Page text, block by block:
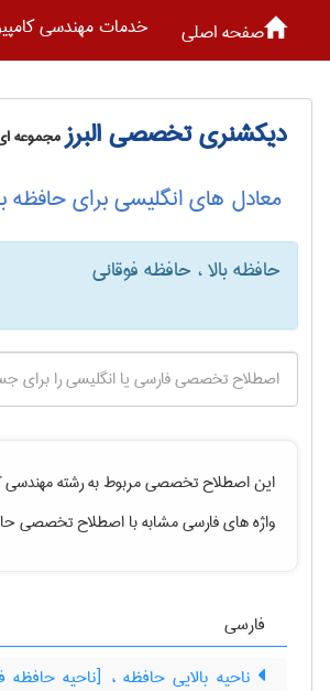
صفحه اصلی خدمات مهندسی
دیکشنری تخصصی البرزمجموعه
معادل های انگلیسی برای حافظه
حافظه بالا ، حافظه فوقانی
این اصطلاح تخصصی مربوط به رشتهمهندسی
واژه های فارسی مشابه با اصطلاح تخصصی
فارسی